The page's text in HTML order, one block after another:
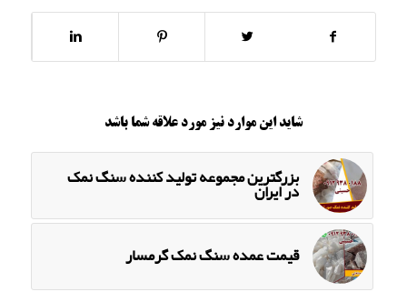
شاید این موارد نیز مورد علاقه شما باشد
بزرگترین مجموعه تولید کننده سنگ نمک
در ایران
قیمت عمده سنگ نمک گرمسار